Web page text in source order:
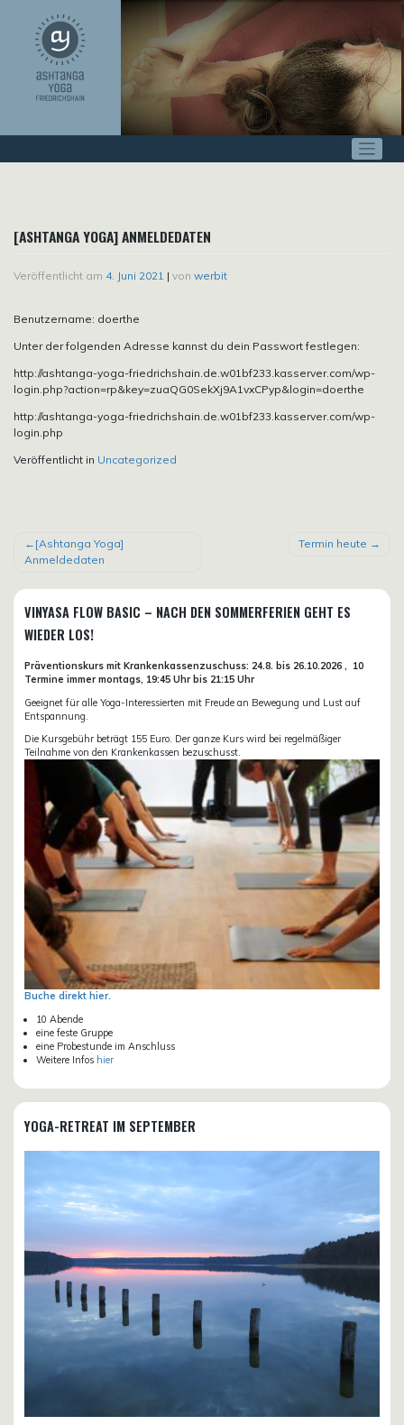
springen
[ASHTANGA YOGA] ANMELDEDATEN
Veröffentlicht am 4. Juni 2021 | von werbit
Benutzername: doerthe
Unter der folgenden Adresse kannst du dein Passwort festlegen:
http://ashtanga-yoga-friedrichshain.de.w01bf233.kasserver.com/wp-
login.php?action=rp&key=zuaQG0SekXj9A1vxCPyp&login=doerthe
http://ashtanga-yoga-friedrichshain.de.w01bf233.kasserver.com/wp-
login.php
Veröffentlicht in Uncategorized
BEITRAGSNAVIGATION
[Ashtanga Yoga]
Anmeldedaten
Termin heute
VINYASA FLOW BASIC – NACH DEN SOMMERFERIEN GEHT ES
WIEDER LOS!
Präventionskurs mit Krankenkassenzuschuss: 24.8. bis 26.10.2026 , 10
Termine immer montags, 19:45 Uhr bis 21:15 Uhr
Geeignet für alle Yoga-Interessierten mit Freude an Bewegung und Lust auf
Entspannung.
Die Kursgebühr beträgt 155 Euro. Der ganze Kurs wird bei regelmäßiger
Teilnahme von den Krankenkassen bezuschusst.
Buche direkt hier.
10 Abende
eine feste Gruppe
eine Probestunde im Anschluss
Weitere Infos hier
YOGA-RETREAT IM SEPTEMBER